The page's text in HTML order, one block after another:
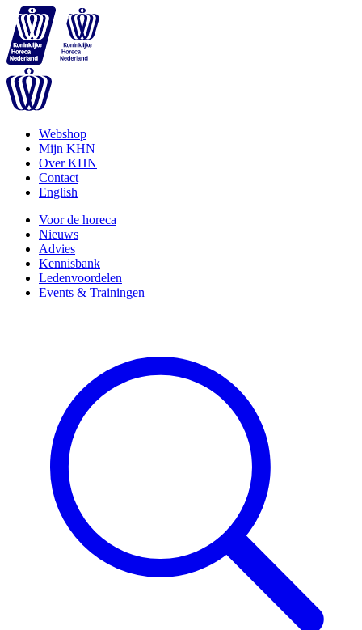
Webshop
Mijn KHN
Over KHN
Contact
English
Voor de horeca
Nieuws
Advies
Kennisbank
Ledenvoordelen
Events & Trainingen